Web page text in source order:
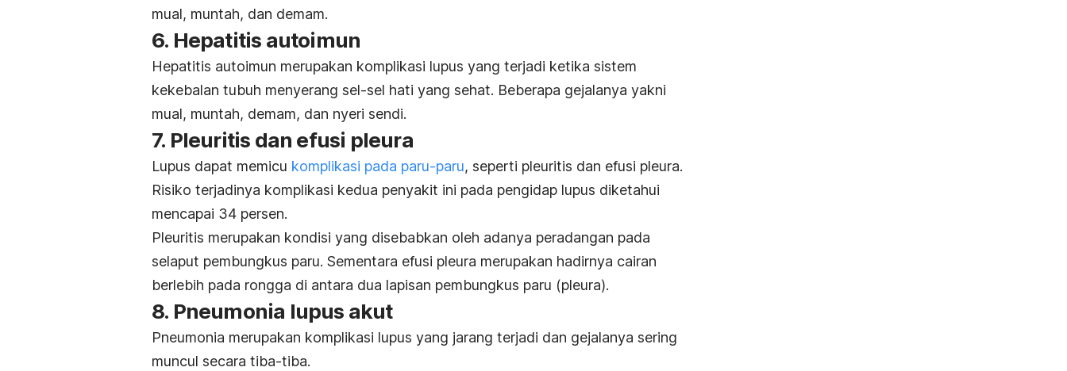
mual, muntah, dan demam.
6. Hepatitis autoimun
Hepatitis autoimun merupakan komplikasi lupus yang terjadi ketika sistem
kekebalan tubuh menyerang sel-sel hati yang sehat. Beberapa gejalanya yakni
mual, muntah, demam, dan nyeri sendi.
7. Pleuritis dan efusi pleura
Lupus dapat memicu komplikasi pada paru-paru, seperti pleuritis dan efusi pleura.
Risiko terjadinya komplikasi kedua penyakit ini pada pengidap lupus diketahui
mencapai 34 persen.
Pleuritis merupakan kondisi yang disebabkan oleh adanya peradangan pada
selaput pembungkus paru. Sementara efusi pleura merupakan hadirnya cairan
berlebih pada rongga di antara dua lapisan pembungkus paru (pleura).
8. Pneumonia lupus akut
Pneumonia merupakan komplikasi lupus yang jarang terjadi dan gejalanya sering
muncul secara tiba-tiba.